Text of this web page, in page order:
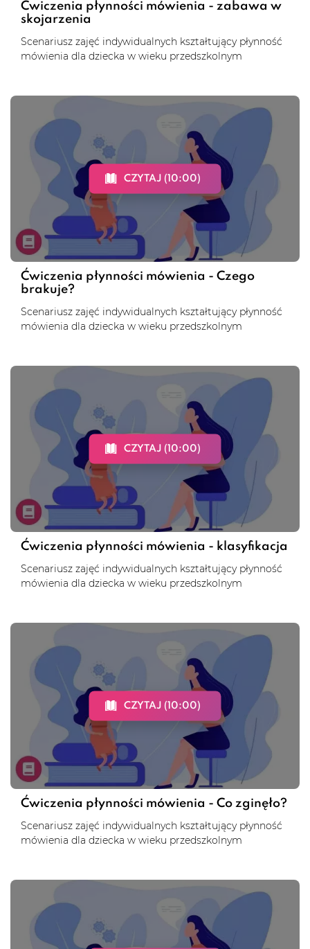
Ćwiczenia płynności mówienia - zabawa w
skojarzenia
Scenariusz zajęć indywidualnych kształtujący płynność
mówienia dla dziecka w wieku przedszkolnym
CZYTAJ (10:00)
Ćwiczenia płynności mówienia - Czego
brakuje?
Scenariusz zajęć indywidualnych kształtujący płynność
mówienia dla dziecka w wieku przedszkolnym
CZYTAJ (10:00)
Ćwiczenia płynności mówienia - klasyfikacja
Scenariusz zajęć indywidualnych kształtujący płynność
mówienia dla dziecka w wieku przedszkolnym
CZYTAJ (10:00)
Ćwiczenia płynności mówienia - Co zginęło?
Scenariusz zajęć indywidualnych kształtujący płynność
mówienia dla dziecka w wieku przedszkolnym